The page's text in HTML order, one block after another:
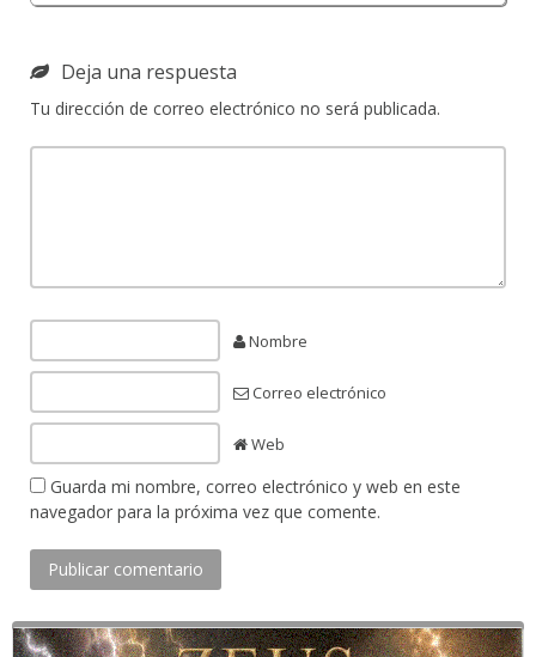
Deja una respuesta
Tu dirección de correo electrónico no será publicada.
Nombre
Correo electrónico
Web
Guarda mi nombre, correo electrónico y web en este
navegador para la próxima vez que comente.